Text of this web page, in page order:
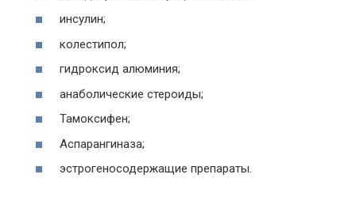
инсулин;
колестипол;
гидроксид алюминия;
анаболические стероиды;
Тамоксифен;
Аспарангиназа;
эстрогеносодержащие препараты.